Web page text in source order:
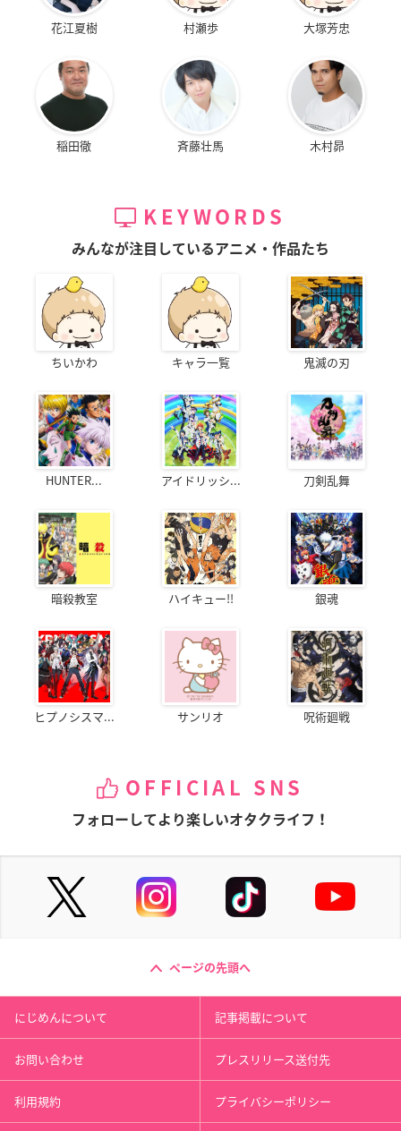
花江夏樹 村瀬歩 大塚芳忠
稲田徹 斉藤壮馬 木村昴
KEYWORDS
みんなが注目しているアニメ・作品たち
ちいかわ キャラ一覧 鬼滅の刃
HUNTER... アイドリッシ... 刀剣乱舞
暗殺教室 ハイキュー!! 銀魂
ヒプノシスマ... サンリオ 呪術廻戦
OFFICIAL SNS
フォローしてより楽しいオタクライフ！
ページの先頭へ
にじめんについて 記事掲載について
お問い合わせ プレスリリース送付先
利用規約 プライバシーポリシー